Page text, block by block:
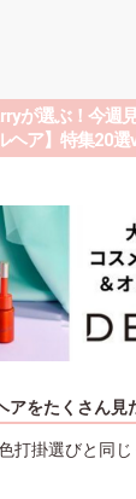
が選ぶ！今週
ヘア】特集20選
アをたくさん
打掛選びと同